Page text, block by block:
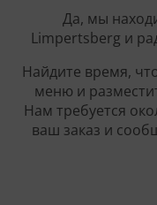
Да, мы
Limpertsberg и
Найдите время,
меню и
Нам требуется
ваш заказ и